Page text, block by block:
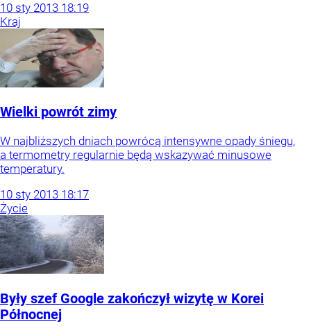
10 sty 2013 18:19
Kraj
Wielki powrót zimy
W najbliższych dniach powrócą intensywne opady śniegu,
a termometry regularnie będą wskazywać minusowe
temperatury.
10 sty 2013 18:17
Życie
Były szef Google zakończył wizytę w Korei
Północnej